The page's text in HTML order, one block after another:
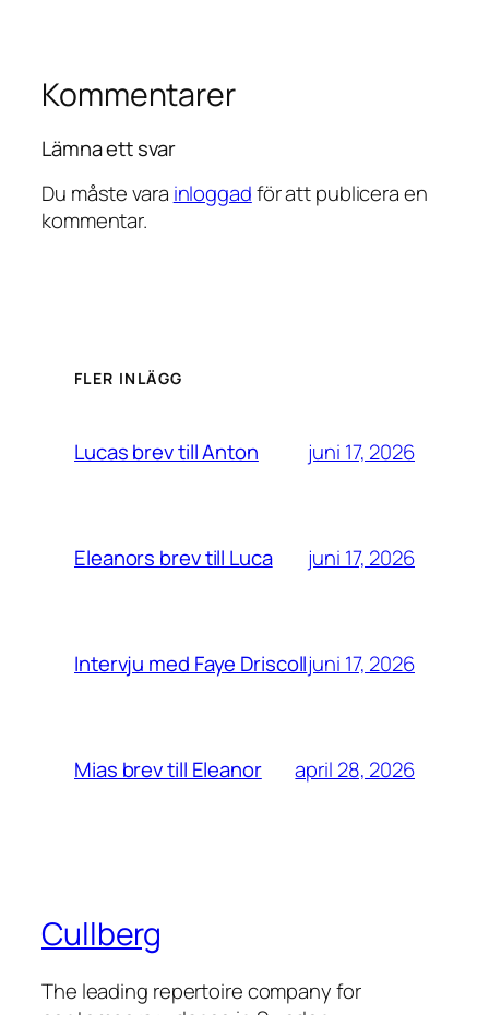
Kommentarer
Lämna ett svar
Du måste vara inloggadför att publicera en
kommentar.
FLER INLÄGG
Lucas brev till Anton juni 17, 2026
Eleanors brev till Luca juni 17, 2026
Intervju med Faye Driscolljuni 17, 2026
Mias brev till Eleanor april 28, 2026
Cullberg
The leading repertoire company for